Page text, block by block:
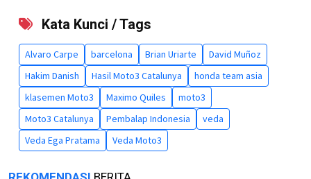
Kata Kunci / Tags
Alvaro Carpe barcelona Brian Uriarte
David Muñoz
Hakim Danish
Hasil Moto3 Catalunya
honda team asia
klasemen Moto3
Maximo Quiles
moto3
Moto3 Catalunya
Pembalap Indonesia
veda
Veda Ega Pratama
Veda Moto3